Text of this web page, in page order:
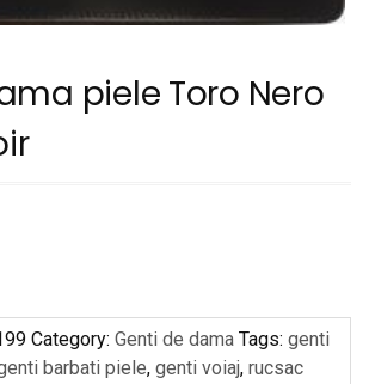
piele Toro Nero
Category: Genti de dama Tags: genti
barbati piele, genti voiaj, rucsac